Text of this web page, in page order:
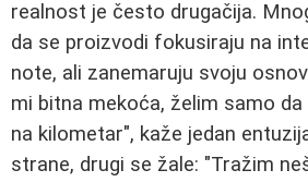
realnost je često drugačija.
da se proizvodi fokusiraju na
note, ali zanemaruju svoju
mi bitna mekoća, želim samo
na kilometar", kaže jedan
strane, drugi se žale: "Tražim